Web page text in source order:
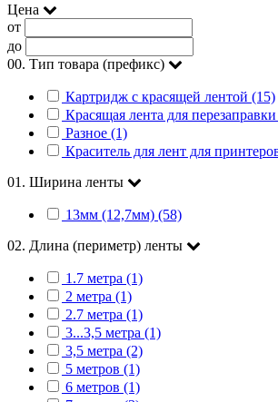
Цена
от
до
00. Тип товара (префикс)
Картридж с красящей лентой (15)
Красящая лента для
Разное (1)
Краситель для лент для
01. Ширина ленты
13мм (12,7мм) (58)
02. Длина (периметр) ленты
1.7 метра (1)
2 метра (1)
2.7 метра (1)
3...3,5 метра (1)
3,5 метра (2)
5 метров (1)
6 метров (1)